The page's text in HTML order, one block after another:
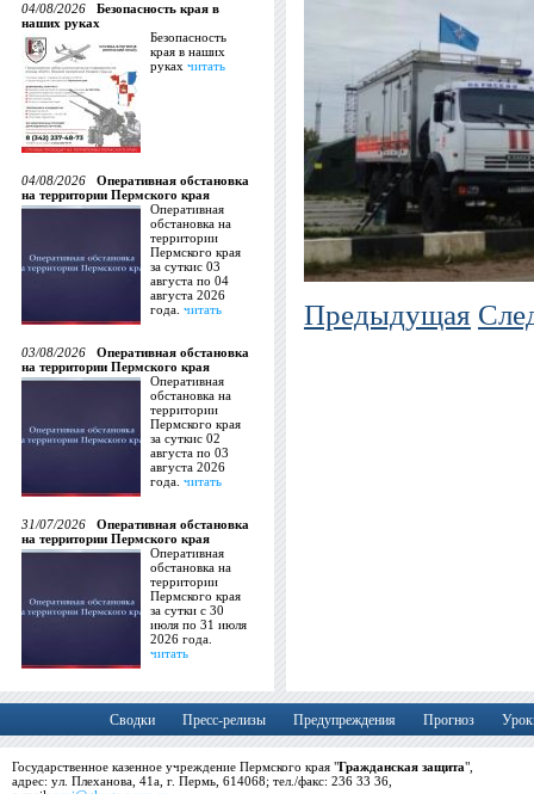
04/08/2026
Безопасность края в
наших руках
Безопасность
края в наших
руках читать
04/08/2026
Оперативная обстановка
на территории Пермского края
Оперативная
обстановка на
территории
Пермского края
за суткис 03
августа по 04
августа 2026
года. читать
03/08/2026
Оперативная обстановка
на территории Пермского края
Оперативная
обстановка на
территории
Пермского края
за суткис 02
августа по 03
августа 2026
года. читать
31/07/2026
Оперативная обстановка
на территории Пермского края
Оперативная
обстановка на
территории
Пермского края
за сутки с 30
июля по 31 июля
2026 года.
читать
Предыдущая
Сводки Пресс-релизы Предупреждения Прогноз
Государственное казенное учреждение Пермского края "Гражданская защита",
адрес: ул. Плеханова, 41а, г. Пермь, 614068; тел./факс: 236 33 36,